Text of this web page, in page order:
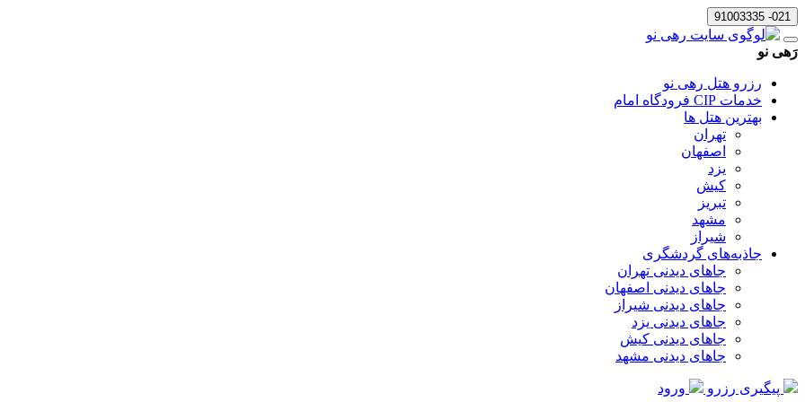
021- 91003335
رَهی نو
رزرو هتل رهی نو
خدمات CIP فرودگاه امام
بهترین هتل ها
تهران
اصفهان
یزد
کیش
تبریز
مشهد
شیراز
جاذبه‌های گردشگری
جاهای دیدنی تهران
جاهای دیدنی اصفهان
جاهای دیدنی شیراز
جاهای دیدنی یزد
جاهای دیدنی کیش
جاهای دیدنی مشهد
پیگیری رزرو ورود